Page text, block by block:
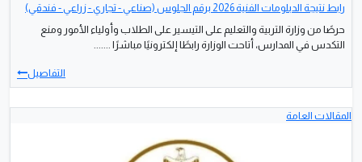
منذ شهر Youssef Shaaban
رابط نتيجة الدبلومات الفنية 2026 برقم الجلوس (صناعي - تجاري - زراعي - فندقي)
حرصًا من وزارة التربية والتعليم على التيسير على الطلاب وأولياء الأمور ومنع
التكدس في المدارس، أتاحت الوزارة رابطًا إلكترونيًا مباشرًا .......
التفاصيل
المقالات العامة